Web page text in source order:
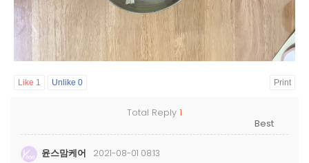
Like 1 Unlike 0 Print
Total Reply 1
윤스맘케어 2021-08-01 08:13